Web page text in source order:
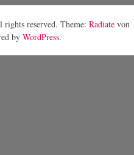
rights reserved. Theme: Radiatevon
by WordPress.